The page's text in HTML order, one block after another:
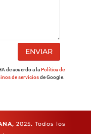
ENVIAR
de acuerdo a laPolítica de
de serviciosde Google.
2025. Todos los